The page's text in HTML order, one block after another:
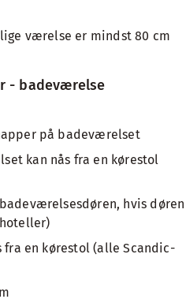
værelse er mindst 80 cm
- badeværelse
på badeværelset
kan nås fra en kørestol
hvis døren
fra en kørestol (alle Scandic-